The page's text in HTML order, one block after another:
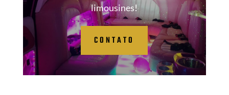
limousines!
CONTATO